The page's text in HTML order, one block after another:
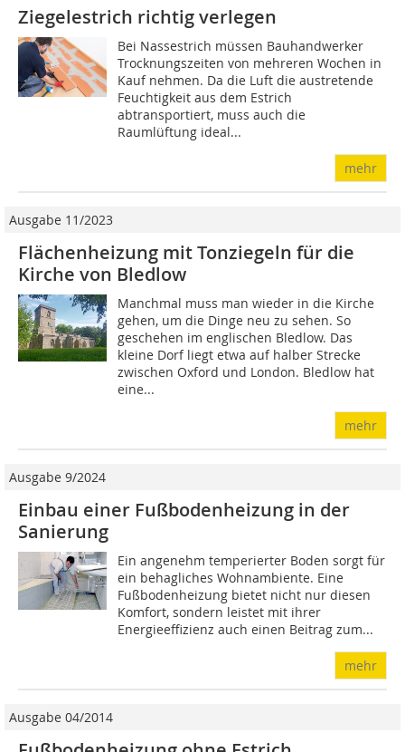
Ziegelestrich richtig verlegen
Bei Nassestrich müssen Bauhandwerker
Trocknungszeiten von mehreren Wochen in
Kauf nehmen. Da die Luft die austretende
Feuchtigkeit aus dem Estrich
abtransportiert, muss auch die
Raumlüftung ideal...
mehr
Ausgabe 11/2023
Flächenheizung mit Tonziegeln für die
Kirche von Bledlow
Manchmal muss man wieder in die Kirche
gehen, um die Dinge neu zu sehen. So
geschehen im englischen Bledlow. Das
kleine Dorf liegt etwa auf halber Strecke
zwischen Oxford und London. Bledlow hat
eine...
mehr
Ausgabe 9/2024
Einbau einer Fußbodenheizung in der
Sanierung
Ein angenehm temperierter Boden sorgt für
ein behagliches Wohnambiente. Eine
Fußbodenheizung bietet nicht nur diesen
Komfort, sondern leistet mit ihrer
Energieeffizienz auch einen Beitrag zum...
mehr
Ausgabe 04/2014